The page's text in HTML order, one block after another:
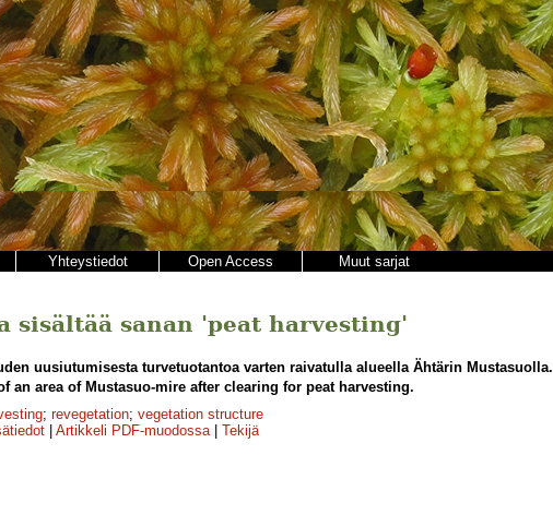
Yhteystiedot Open Access Muut sarjat
sanan 'peat harvesting'
uusiutumisesta turvetuotantoa varten raivatulla alueella Ähtärin Mustasuolla.
an area of Mustasuo-mire after clearing for peat harvesting.
; revegetation; vegetation structure
Artikkeli PDF-muodossa| Tekijä